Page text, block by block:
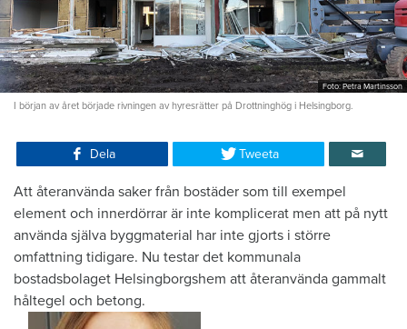
Foto: Petra Martinsson
I början av året började rivningen av hyresrätter på Drottninghög i Helsingborg.
Dela Tweeta
Att återanvända saker från bostäder som till exempel
element och innerdörrar är inte komplicerat men att på nytt
använda själva byggmaterial har inte gjorts i större
omfattning tidigare. Nu testar det kommunala
bostadsbolaget Helsingborgshem att återanvända gammalt
håltegel och betong.